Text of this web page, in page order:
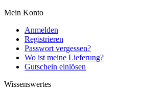
Mein Konto
Anmelden
Registrieren
Passwort vergessen?
Wo ist meine Lieferung?
Gutschein einlösen
Wissenswertes